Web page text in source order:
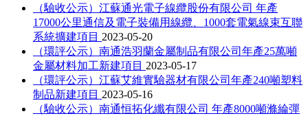
（驗收公示）江蘇通光電子線纜股份有限公司 年產
17000公里通信及電子裝備用線纜、1000套電氣線束互聯
系統擴建項目 2023-05-20
（環評公示）南通浩羽蘭金屬制品有限公司年產25萬噸
金屬材料加工新建項目 2023-05-17
（環評公示）江蘇艾維實驗器材有限公司年產240噸塑料
制品新建項目 2023-05-16
（驗收公示）南通恒拓化纖有限公司 年產8000噸滌綸彈